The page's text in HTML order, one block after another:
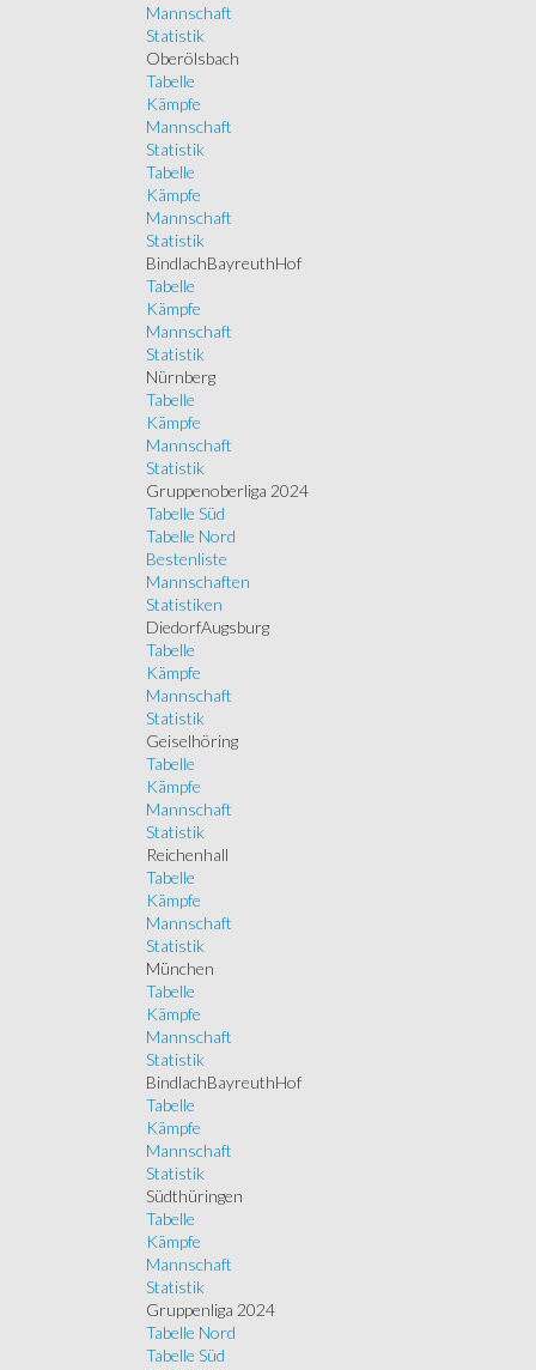
Mannschaft
Statistik
Oberölsbach
Tabelle
Kämpfe
Mannschaft
Statistik
Tabelle
Kämpfe
Mannschaft
Statistik
BindlachBayreuthHof
Tabelle
Kämpfe
Mannschaft
Statistik
Nürnberg
Tabelle
Kämpfe
Mannschaft
Statistik
Gruppenoberliga 2024
Tabelle Süd
Tabelle Nord
Bestenliste
Mannschaften
Statistiken
DiedorfAugsburg
Tabelle
Kämpfe
Mannschaft
Statistik
Geiselhöring
Tabelle
Kämpfe
Mannschaft
Statistik
Reichenhall
Tabelle
Kämpfe
Mannschaft
Statistik
München
Tabelle
Kämpfe
Mannschaft
Statistik
BindlachBayreuthHof
Tabelle
Kämpfe
Mannschaft
Statistik
Südthüringen
Tabelle
Kämpfe
Mannschaft
Statistik
Gruppenliga 2024
Tabelle Nord
Tabelle Süd